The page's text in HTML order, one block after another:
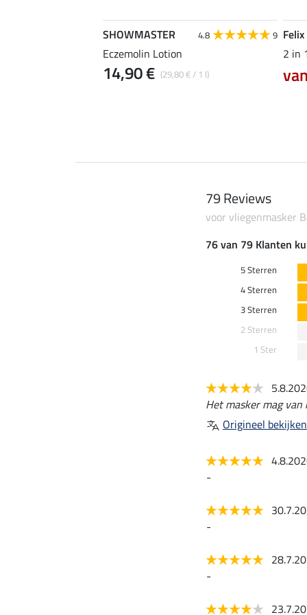
SHOWMASTER 4.8 9
Eczemolin Lotion
(29,80 € / 1 l)
14,90 €
2 in
79 Reviews
voor vliegenmasker
76 van 79 Klanten
5 Sterren
4 Sterren
3 Sterren
2 Sterren
1 Ster
Het masker mag
Origineel bekijken
-
-
-